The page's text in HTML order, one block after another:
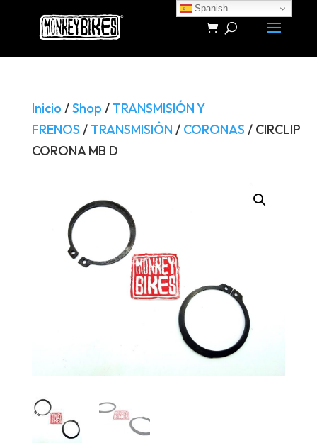
Búsqueda
productos
Inicio /Shop / TRANSMISIÓN Y
FRENOS / TRANSMISIÓN / CORONAS / CIRCLIP
CORONA MB D
Spanish